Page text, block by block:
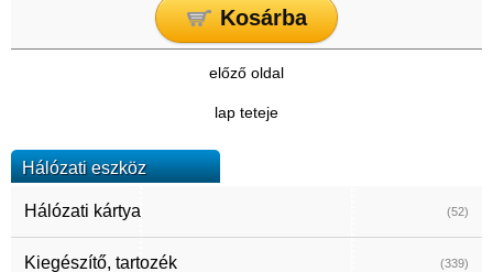
Hálózati eszköz
Hálózati kártya (52)
Kiegészítő, tartozék (339)
Kosárba
előző oldal
lap teteje